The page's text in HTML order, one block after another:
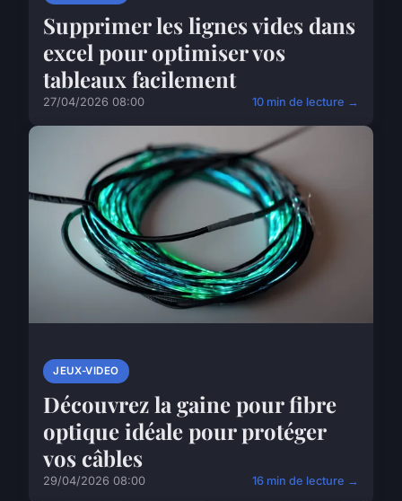
Supprimer les lignes vides dans
excel pour optimiser vos
tableaux facilement
27/04/2026 08:00 10 min de lecture →
JEUX-VIDEO
Découvrez la gaine pour fibre
optique idéale pour protéger
vos câbles
29/04/2026 08:00 16 min de lecture →